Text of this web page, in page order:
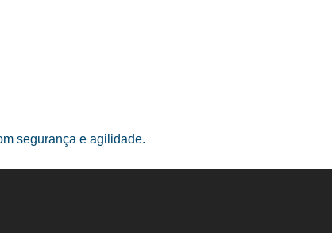
segurança e agilidade.